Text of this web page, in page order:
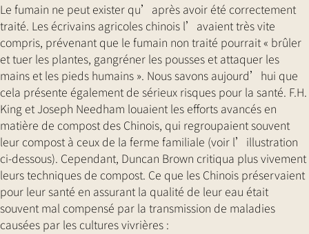
Le fumain ne peut exister qu’après avoir été correctement
traité. Les écrivains agricoles chinois l’avaient très vite
compris, prévenant que le fumain non traité pourrait « brûler
et tuer les plantes, gangréner les pousses et attaquer les
mains et les pieds humains ». Nous savons aujourd’hui que
cela présente également de sérieux risques pour la santé. F.H.
King et Joseph Needham louaient les efforts avancés en
matière de compost des Chinois, qui regroupaient souvent
leur compost à ceux de la ferme familiale (voir l’illustration
ci-dessous). Cependant, Duncan Brown critiqua plus vivement
leurs techniques de compost. Ce que les Chinois préservaient
pour leur santé en assurant la qualité de leur eau était
souvent mal compensé par la transmission de maladies
causées par les cultures vivrières :